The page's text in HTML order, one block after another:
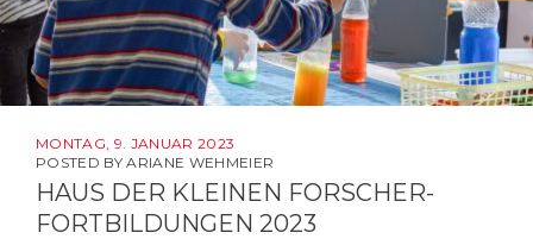
MONTAG, 9. JANUAR 2023
POSTED BYARIANE WEHMEIER
HAUS DER KLEINEN FORSCHER-
FORTBILDUNGEN 2023